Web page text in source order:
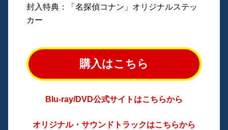
封入特典：「名探偵コナン」オリジナルステッ
カー
購入はこちら
Blu-ray/DVD公式サイトはこちらから
オリジナル・サウンドトラックはこちらから